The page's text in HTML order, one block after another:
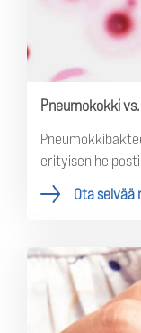
Pneumokokki
erityisen
Ota